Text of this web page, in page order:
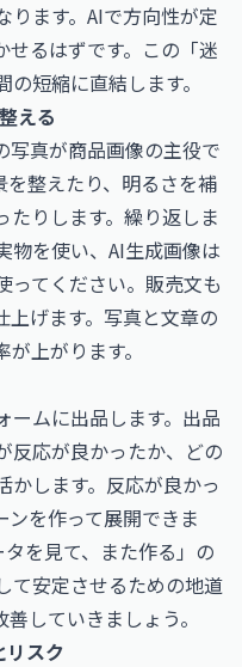
ります。AIで方向性が定
せるはずです。この「迷
短縮に直結します。
える
写真が商品画像の主役で
を整えたり、明るさを補
たりします。繰り返しま
物を使い、AI生成画像は
ってください。販売文も
げます。写真と文章の
上がります。
ームに出品します。出品
反応が良かったか、どの
かします。反応が良かっ
ンを作って展開できま
を見て、また作る」の
て安定させるための地道
していきましょう。
リスク